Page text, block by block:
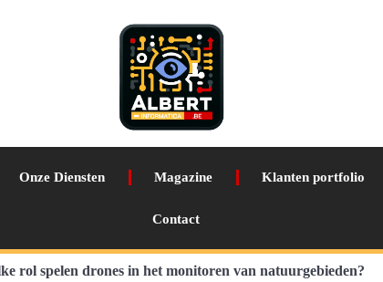
Onze Diensten Magazine Klanten portfolio
Contact
rol spelen drones in het monitoren van natuurgebieden?